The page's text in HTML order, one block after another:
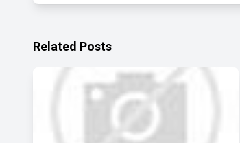
Related Posts